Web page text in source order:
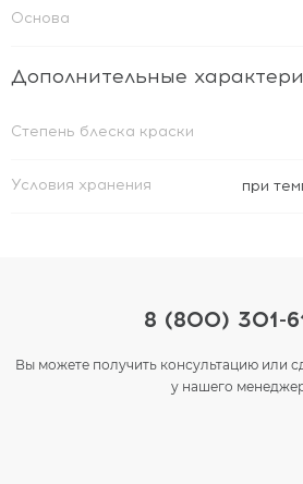
Основа
Дополнительные
Степень блеска краски
Условия хранения при
8 (800) 301-
Вы можете получить консультацию или
у нашего